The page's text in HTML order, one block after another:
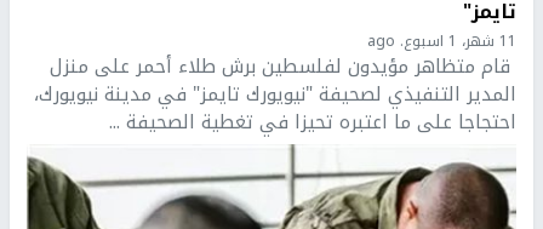
تايمز"
11 شهر، 1 اسبوع. ago
قام متظاهر مؤيدون لفلسطين برش طلاء أحمر على منزل
المدير التنفيذي لصحيفة "نيويورك تايمز" في مدينة نيويورك،
احتجاجا على ما اعتبره تحيزا في تغطية الصحيفة ...